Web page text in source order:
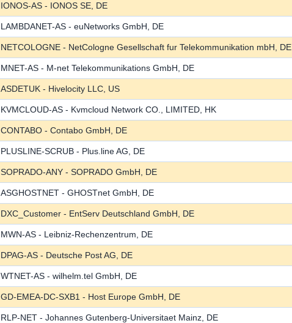
IONOS-AS - IONOS SE, DE
LAMBDANET-AS - euNetworks GmbH, DE
NETCOLOGNE - NetCologne Gesellschaft fur Telekommunikation mbH, DE
MNET-AS - M-net Telekommunikations GmbH, DE
ASDETUK - Hivelocity LLC, US
KVMCLOUD-AS - Kvmcloud Network CO., LIMITED, HK
CONTABO - Contabo GmbH, DE
PLUSLINE-SCRUB - Plus.line AG, DE
SOPRADO-ANY - SOPRADO GmbH, DE
ASGHOSTNET - GHOSTnet GmbH, DE
DXC_Customer - EntServ Deutschland GmbH, DE
MWN-AS - Leibniz-Rechenzentrum, DE
DPAG-AS - Deutsche Post AG, DE
WTNET-AS - wilhelm.tel GmbH, DE
GD-EMEA-DC-SXB1 - Host Europe GmbH, DE
RLP-NET - Johannes Gutenberg-Universitaet Mainz, DE